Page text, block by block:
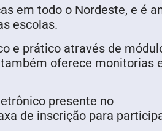
em todo o Nordeste, e é
escolas.
e prático através de
oferece monitorias
presente no
de inscrição para